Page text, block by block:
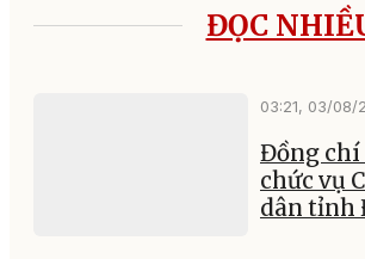
ĐỌC
03:21, 03/08/
Đồng chí
chức vụ
dân tỉnh